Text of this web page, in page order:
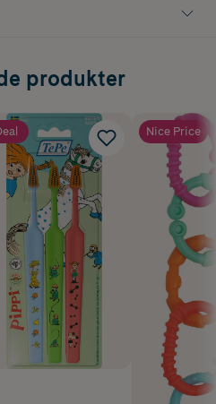
produkter
Nice Price